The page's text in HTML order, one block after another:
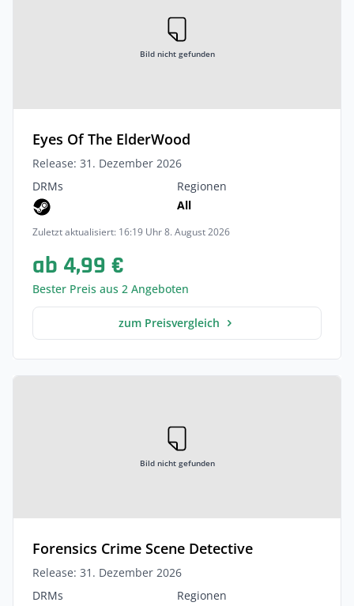
Bild nicht gefunden
Eyes Of The ElderWood
Release: 31. Dezember 2026
DRMs
Regionen
All
Zuletzt aktualisiert: 16:19 Uhr 8. August 2026
ab 4,99 €
Bester Preis aus 2 Angeboten
zum Preisvergleich
Bild nicht gefunden
Forensics Crime Scene Detective
Release: 31. Dezember 2026
DRMs
Regionen